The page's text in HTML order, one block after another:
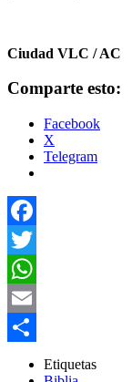
Ciudad VLC / AC
Comparte esto:
Facebook
X
Telegram
Facebook
Twitter
WhatsApp
Email
Compartir
Etiquetas